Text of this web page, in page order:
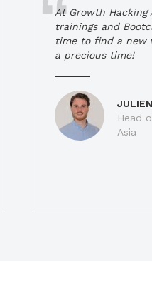
At Growth Hacking
trainings and
time to find a new
a precious time!
Head
Asia